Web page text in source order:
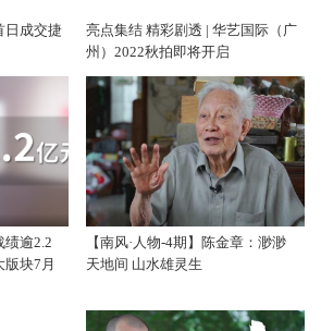
日成交捷
亮点集结 精彩剧透 | 华艺国际（广
州）2022秋拍即将开启
绩逾2.2
块7月
【南风·人物-4期】陈金章：渺渺
天地间 山水雄灵生